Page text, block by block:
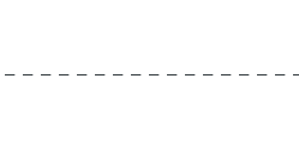
– – – – – – – – – – – – – – – –